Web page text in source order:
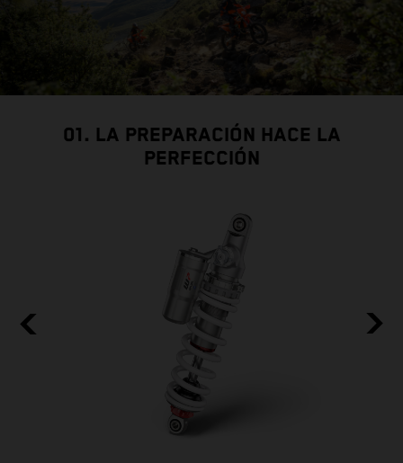
01. LA PREPARACIÓN HACE LA
PERFECCIÓN